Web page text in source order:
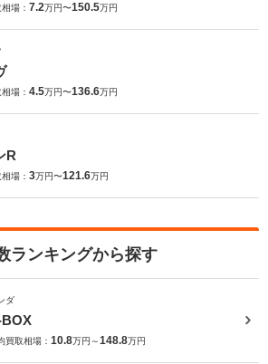
場： 7.2万円〜150.5万円
場： 4.5万円〜136.6万円
R
場： 3万円〜121.6万円
ランキングから探す
ダ
BOX
買取相場： 10.8万円～148.8万円